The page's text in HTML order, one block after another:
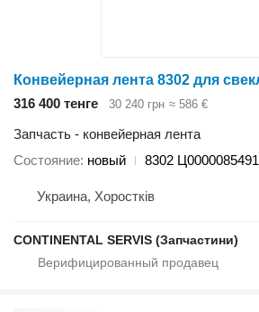
316 400 тенге 30 240 грн ≈ 586 €
Запчасть - конвейерная лента
Состояние новый 8302 Ц0000085491
Украина, Хоростків
CONTINENTAL SERVIS (Запчастини)